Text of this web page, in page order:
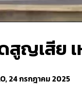
สูญเสีย
24 กรกฎาคม 2025